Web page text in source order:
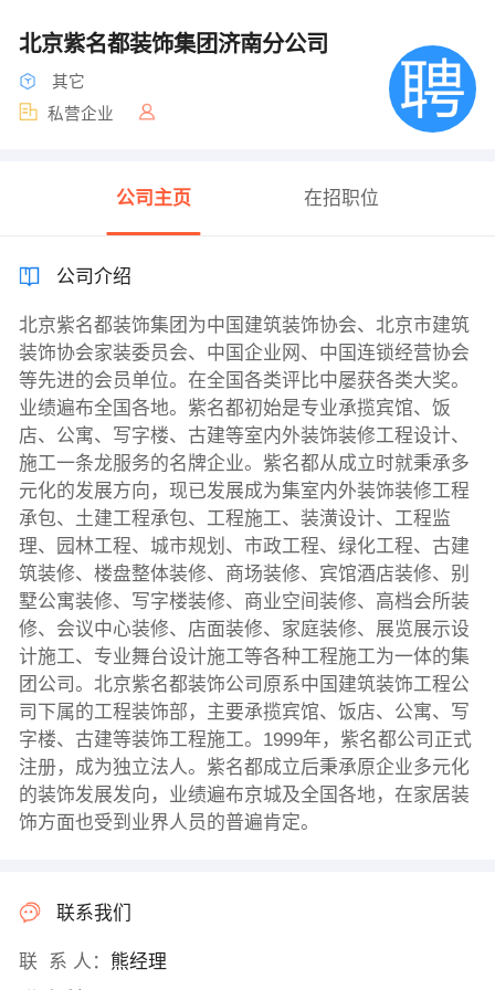
北京紫名都装饰集团济南分公司
其它
私营企业
公司主页 在招职位
公司介绍
北京紫名都装饰集团为中国建筑装饰协会、北京市建筑
装饰协会家装委员会、中国企业网、中国连锁经营协会
等先进的会员单位。在全国各类评比中屡获各类大奖。
业绩遍布全国各地。紫名都初始是专业承揽宾馆、饭
店、公寓、写字楼、古建等室内外装饰装修工程设计、
施工一条龙服务的名牌企业。紫名都从成立时就秉承多
元化的发展方向，现已发展成为集室内外装饰装修工程
承包、土建工程承包、工程施工、装潢设计、工程监
理、园林工程、城市规划、市政工程、绿化工程、古建
筑装修、楼盘整体装修、商场装修、宾馆酒店装修、别
墅公寓装修、写字楼装修、商业空间装修、高档会所装
修、会议中心装修、店面装修、家庭装修、展览展示设
计施工、专业舞台设计施工等各种工程施工为一体的集
团公司。北京紫名都装饰公司原系中国建筑装饰工程公
司下属的工程装饰部，主要承揽宾馆、饭店、公寓、写
字楼、古建等装饰工程施工。1999年，紫名都公司正式
注册，成为独立法人。紫名都成立后秉承原企业多元化
的装饰发展发向，业绩遍布京城及全国各地，在家居装
饰方面也受到业界人员的普遍肯定。
联系我们
联 系 人： 熊经理